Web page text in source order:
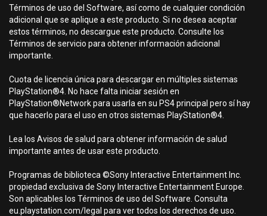
Términos de uso del Software, así como de cualquier condición
adicional que se aplique a este producto. Si no desea aceptar
estos términos, no descargue este producto. Consulte los
Términos de servicio para obtener información adicional
importante.
Cuota de licencia única para descargar en múltiples sistemas
PlayStation®4. No hace falta iniciar sesión en
PlayStation®Network para usarla en su PS4 principal pero sí hay
que hacerlo para el uso en otros sistemas PlayStation®4.
Lea los Avisos de salud para obtener información de salud
importante antes de usar este producto.
Programas de biblioteca ©Sony Interactive Entertainment Inc.
propiedad exclusiva de Sony Interactive Entertainment Europe.
Son aplicables los Términos de uso del Software. Consulta
eu.playstation.com/legal para ver todos los derechos de uso.